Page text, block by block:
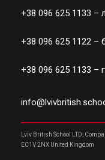
+38 096 625 1133 –
+38 096 625 1122 –
+38 096 625 1133 –
Lviv British School LTD,
EC1V 2NX United Kingdom